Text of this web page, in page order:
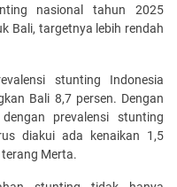
nasional tahun 2025
Bali, targetnya lebih rendah
stunting Indonesia
Bali 8,7 persen. Dengan
prevalensi stunting
diakui ada kenaikan 1,5
terang Merta.